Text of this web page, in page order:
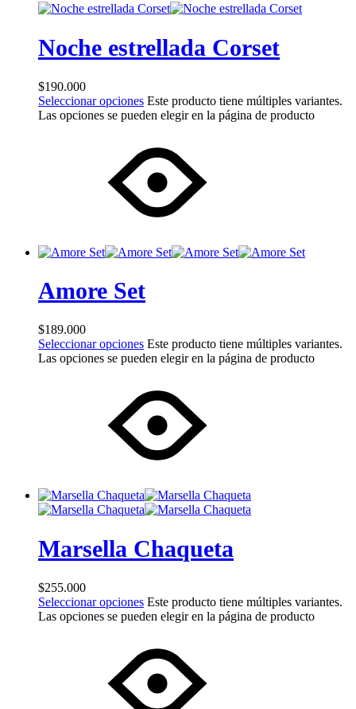
Noche estrellada Corset
$190.000
Seleccionar opciones Este producto tiene múltiples variantes.
Las opciones se pueden elegir en la página de producto
Amore Set
$189.000
Seleccionar opciones Este producto tiene múltiples variantes.
Las opciones se pueden elegir en la página de producto
Marsella Chaqueta
$255.000
Seleccionar opciones Este producto tiene múltiples variantes.
Las opciones se pueden elegir en la página de producto